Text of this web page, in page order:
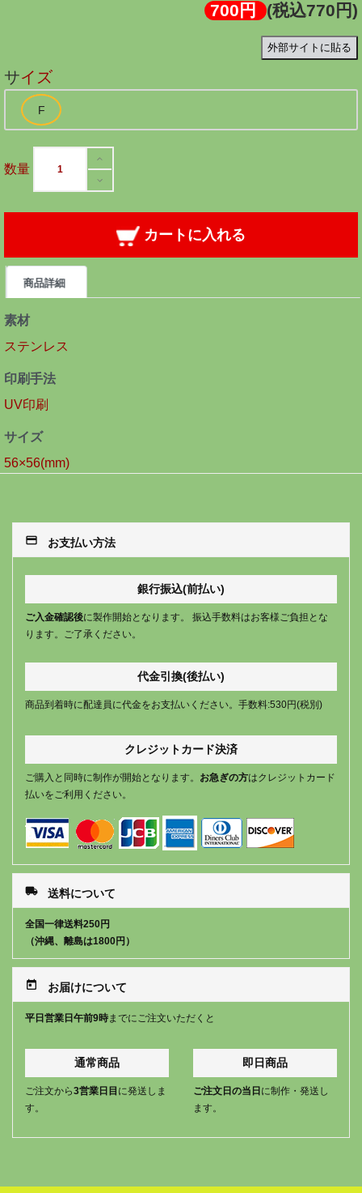
700円 (税込770円)
外部サイトに貼る
サイズ
数量
カートに入れる
商品詳細
素材
ステンレス
印刷手法
UV印刷
サイズ
56×56(mm)
payment お支払い方法
銀行振込(前払い)
ご入金確認後に製作開始となります。 振込手数料はお客様ご負担とな
ります。ご了承ください。
代金引換(後払い)
商品到着時に配達員に代金をお支払いください。手数料:530円(税別)
クレジットカード決済
ご購入と同時に制作が開始となります。 お急ぎの方はクレジットカード
払いをご利用ください。
local_shipping 送料について
全国一律送料250円
（沖縄、離島は1800円）
today お届けについて
平日営業日午前9時までにご注文いただくと
通常商品
ご注文から3営業日目 に発送しま
す。
即日商品
ご注文日の当日 に制作・発送し
ます。